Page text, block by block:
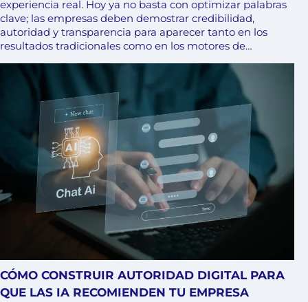
experiencia real. Hoy ya no basta con optimizar palabras
clave; las empresas deben demostrar credibilidad,
autoridad y transparencia para aparecer tanto en los
resultados tradicionales como en los motores de…
CÓMO CONSTRUIR AUTORIDAD DIGITAL PARA
QUE LAS IA RECOMIENDEN TU EMPRESA